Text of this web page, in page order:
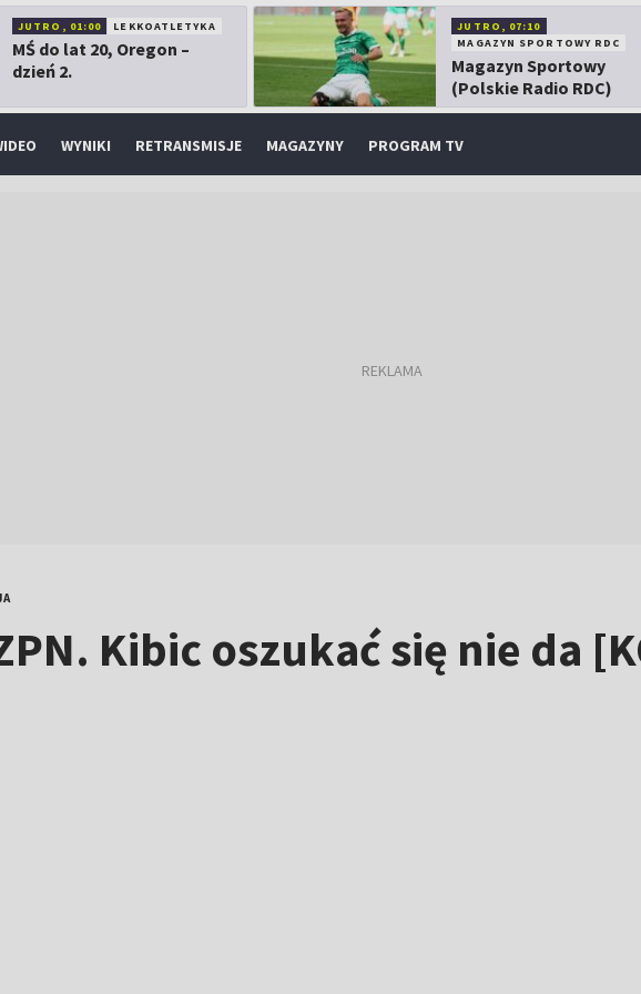
JUTRO, 01:00 LEKKOATLETYKA
MŚ do lat 20, Oregon –
dzień 2.
JUTRO, 07:10
MAGAZYN SPORTOWY RDC
Magazyn Sportowy
(Polskie Radio RDC)
WYNIKI RETRANSMISJE MAGAZYNY PROGRAM TV
Kibic oszukać się nie da